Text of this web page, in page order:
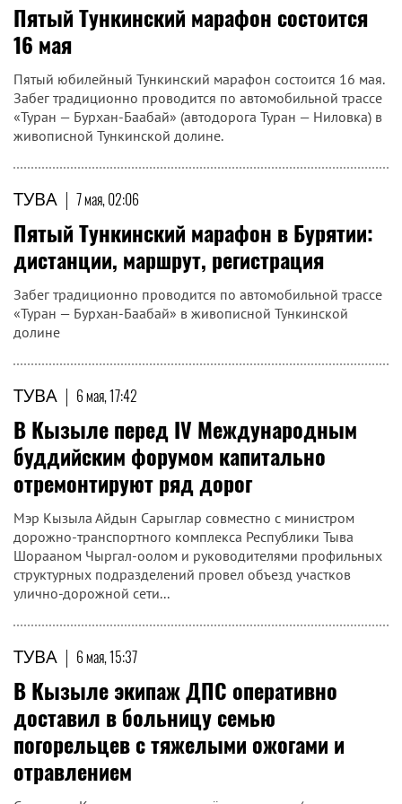
Пятый Тункинский марафон состоится
16 мая
Пятый юбилейный Тункинский марафон состоится 16 мая.
Забег традиционно проводится по автомобильной трассе
«Туран — Бурхан-Баабай» (автодорога Туран — Ниловка) в
живописной Тункинской долине.
ТУВА | 7 мая, 02:06
Пятый Тункинский марафон в Бурятии:
дистанции, маршрут, регистрация
Забег традиционно проводится по автомобильной трассе
«Туран — Бурхан-Баабай» в живописной Тункинской
долине
ТУВА | 6 мая, 17:42
В Кызыле перед IV Международным
буддийским форумом капитально
отремонтируют ряд дорог
Мэр Кызыла Айдын Сарыглар совместно с министром
дорожно-транспортного комплекса Республики Тыва
Шорааном Чыргал-оолом и руководителями профильных
структурных подразделений провел объезд участков
улично-дорожной сети...
ТУВА | 6 мая, 15:37
В Кызыле экипаж ДПС оперативно
доставил в больницу семью
погорельцев с тяжелыми ожогами и
отравлением